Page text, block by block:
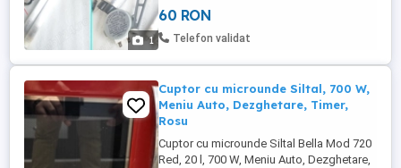
1
deranjati si insistati inutil cu schimburi ca
oricum au valoare mult mai mare de atat
60 RON
Telefon validat
Cuptor cu microunde Siltal, 700 W,
Meniu Auto, Dezghetare, Timer,
Rosu
Cuptor cu microunde Siltal Bella Mod 720
Red, 20 l, 700 W, Meniu Auto, Dezghetare,